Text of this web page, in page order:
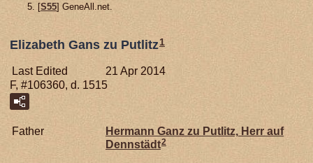
[S55] GeneAll.net.
Elizabeth Gans zu Putlitz1
Last Edited
21 Apr 2014
F, #106360, d. 1515
Father Hermann Ganz zu Putlitz, Herr auf
Dennstädt2